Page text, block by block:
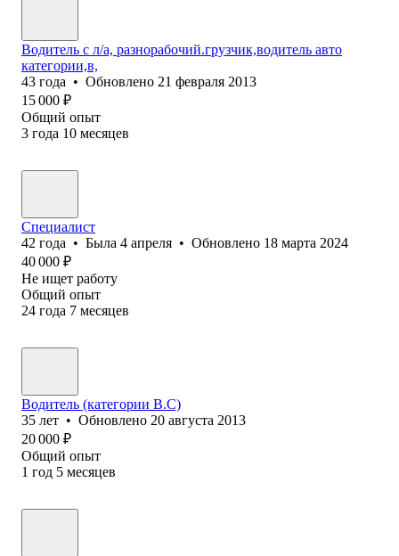
Водитель с л/а, разнорабочий.грузчик,водитель авто
категории,в,
43 года • Обновлено 21 февраля 2013
15 000 ₽
Общий опыт
3 года 10 месяцев
Специалист
42 года • Была 4 апреля • Обновлено 18 марта 2024
40 000 ₽
Не ищет работу
Общий опыт
24 года 7 месяцев
Водитель (категории B.C)
35 лет • Обновлено 20 августа 2013
20 000 ₽
Общий опыт
1 год 5 месяцев